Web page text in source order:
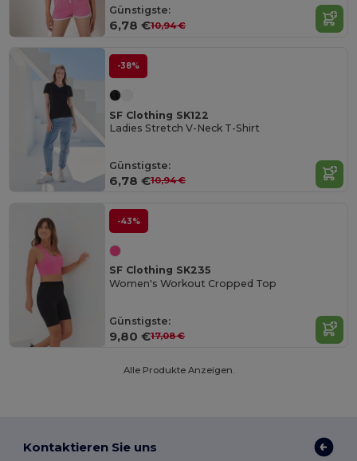
Günstigste:
6,78 €10,94 €
-38%
SF Clothing SK122
Ladies Stretch V-Neck T-Shirt
Günstigste:
6,78 €10,94 €
-43%
SF Clothing SK235
Women's Workout Cropped Top
Günstigste:
9,80 €17,08 €
Alle Produkte Anzeigen.
Kontaktieren Sie uns